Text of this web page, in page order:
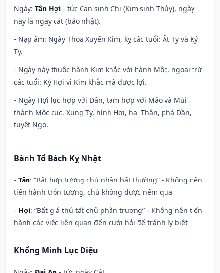
Ngày: Tân Hợi - tức Can sinh Chi (Kim sinh Thủy), ngày
này là ngày cát (bảo nhật).
- Nạp âm: Ngày Thoa Xuyến Kim, kỵ các tuổi: Ất Tỵ và Kỷ
Tỵ.
- Ngày này thuộc hành Kim khắc với hành Mộc, ngoại trừ
các tuổi: Kỷ Hợi vì Kim khắc mà được lợi.
- Ngày Hợi lục hợp với Dần, tam hợp với Mão và Mùi
thành Mộc cục. Xung Tỵ, hình Hợi, hại Thân, phá Dần,
tuyệt Ngọ.
Bành Tổ Bách Kỵ Nhật
- Tân: “Bất hợp tương chủ nhân bất thường” - Không nên
tiến hành trộn tương, chủ không được nếm qua
- Hợi: “Bất giá thú tất chủ phân trương” - Không nên tiến
hành các việc liên quan đến cưới hỏi để tránh ly biệt
Khổng Minh Lục Diệu